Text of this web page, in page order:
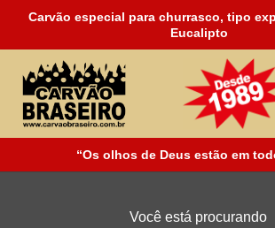
Carvão especial para churrasco, tipo
Eucalipto
“Os olhos de Deus estão em
Você está procurando